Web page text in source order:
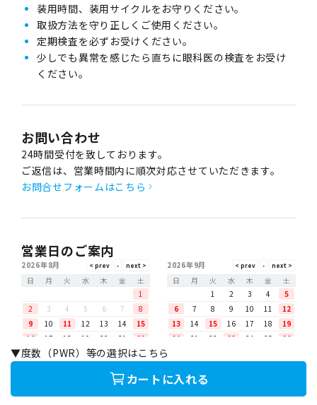
▼度数（PWR）等の選択はこちら
カートに入れる
装用時間、装用サイクルをお守りください。
取扱方法を守り正しくご使用ください。
定期検査を必ずお受けください。
少しでも異常を感じたら直ちに眼科医の検査をお受け
ください。
お問い合わせ
24時間受付を致しております。
ご返信は、営業時間内に順次対応させていただきます。
お問合せフォームはこちら
営業日のご案内
2026年8月
日
月 火 水 木 金
土
1
2
3 4 5 6 7
8
9
10 11 12 13 14
15
16
17 18 19 20 21
22
23
24 25 26 27 28
29
2026年9月
日
月 火 水 木 金
土
1
2 3 4
5
6
7 8 9 10 11
12
13
14 15 16 17 18
19
20
21 22 23 24 25
26
【営業時間】